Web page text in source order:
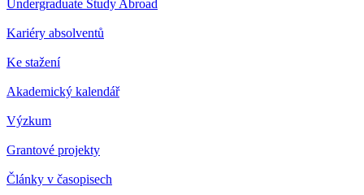
Undergraduate Study Abroad
Kariéry absolventů
Ke stažení
Akademický kalendář
Výzkum
Grantové projekty
Články v časopisech